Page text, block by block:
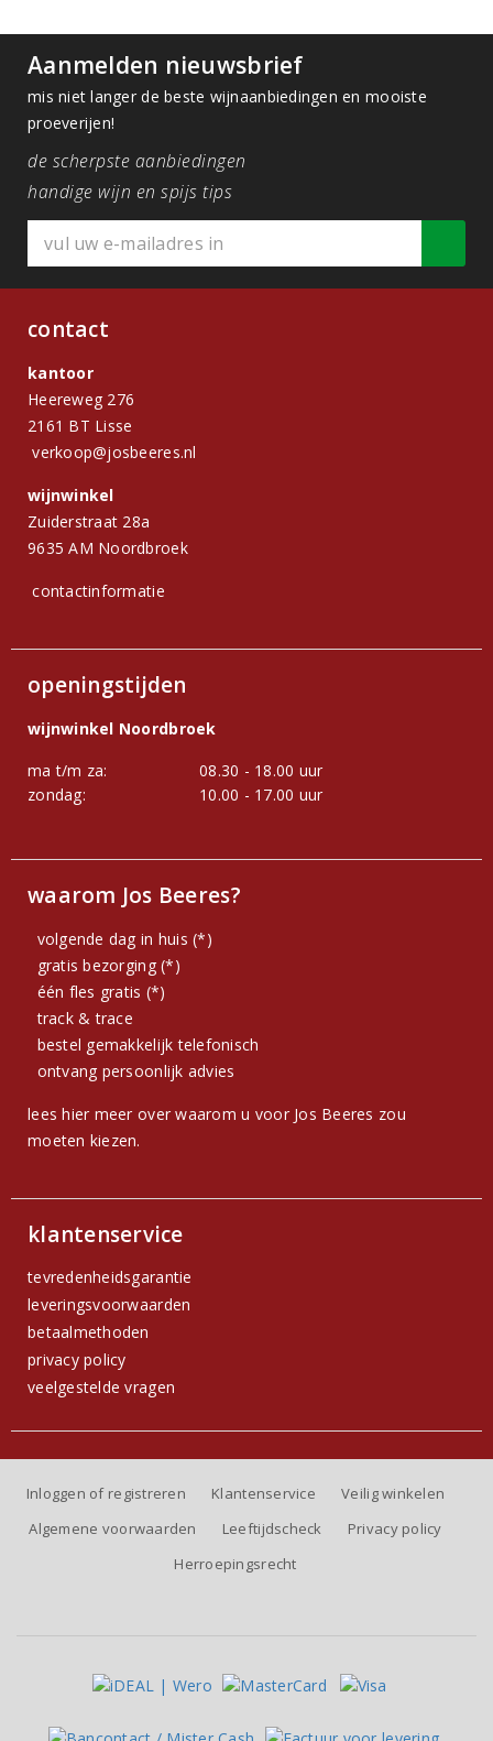
Aanmelden nieuwsbrief
mis niet langer de beste wijnaanbiedingen en mooiste
proeverijen!
de scherpste aanbiedingen
handige wijn en spijs tips
contact
kantoor
Heereweg 276
2161 BT Lisse
verkoop@josbeeres.nl
wijnwinkel
Zuiderstraat 28a
9635 AM Noordbroek
contactinformatie
openingstijden
wijnwinkel Noordbroek
ma t/m za:
08.30 - 18.00 uur
zondag:
10.00 - 17.00 uur
waarom Jos Beeres?
volgende dag in huis (*)
gratis bezorging (*)
één fles gratis (*)
track & trace
bestel gemakkelijk telefonisch
ontvang persoonlijk advies
lees hier meer over waarom u voor Jos Beeres zou
moeten kiezen.
klantenservice
tevredenheidsgarantie
leveringsvoorwaarden
betaalmethoden
privacy policy
veelgestelde vragen
Inloggen of registreren Klantenservice
Veilig winkelen
Algemene voorwaarden
Leeftijdscheck
Privacy policy
Herroepingsrecht